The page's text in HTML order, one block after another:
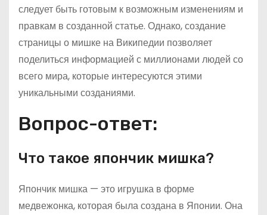
следует быть готовым к возможным изменениям и
правкам в созданной статье. Однако, создание
страницы о мишке на Википедии позволяет
поделиться информацией с миллионами людей со
всего мира, которые интересуются этими
уникальными созданиями.
Вопрос-ответ:
Что такое япончик мишка?
Япончик мишка — это игрушка в форме
медвежонка, которая была создана в Японии. Она